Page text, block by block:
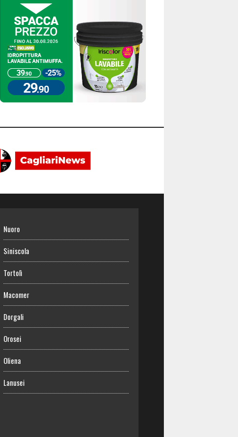
Nuoro
Siniscola
Tortolì
Macomer
Dorgali
Orosei
Oliena
Lanusei